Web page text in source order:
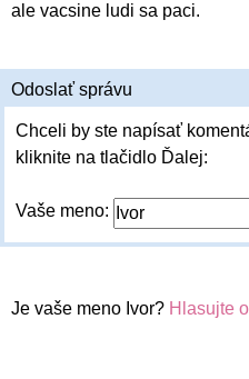
ale vacsine ludi sa paci.
Odoslať správu
Chceli by ste napísať
kliknite na tlačidlo Ďalej:
Vaše meno:
Je vaše meno Ivor? Hlasujte